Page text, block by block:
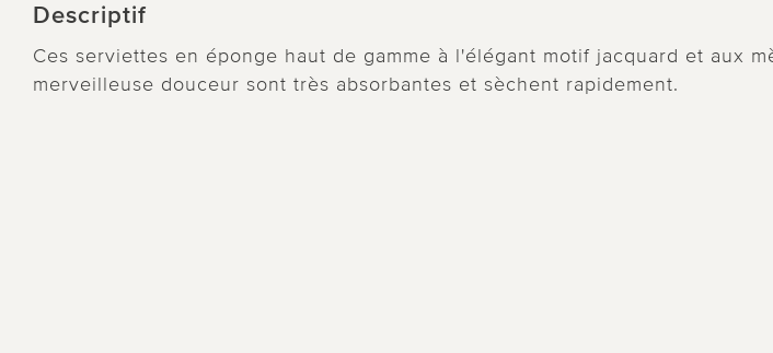
Descriptif
Ces serviettes en éponge haut de gamme à l'élégant motif jacquard et aux
merveilleuse douceur sont très absorbantes et sèchent rapidement.